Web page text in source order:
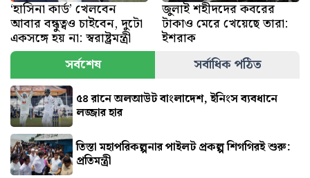
‘হাসিনা কার্ড’ খেলবেন
আবার বন্ধুত্বও চাইবেন, দুটো
একসঙ্গে হয় না: স্বরাষ্ট্রমন্ত্রী
জুলাই শহীদদের কবরের
টাকাও মেরে খেয়েছে তারা:
ইশরাক
সর্বশেষ
সর্বাধিক পঠিত
৫৪ রানে অলআউট বাংলাদেশ, ইনিংস ব্যবধানে
লজ্জার হার
তিস্তা মহাপরিকল্পনার পাইলট প্রকল্প শিগগিরই শুরু:
প্রতিমন্ত্রী